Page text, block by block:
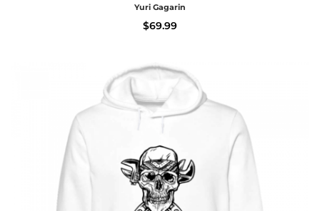
Yuri Gagarin
$69.99